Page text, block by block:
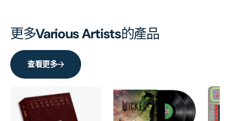
更多Various Artists的產品
查看更多